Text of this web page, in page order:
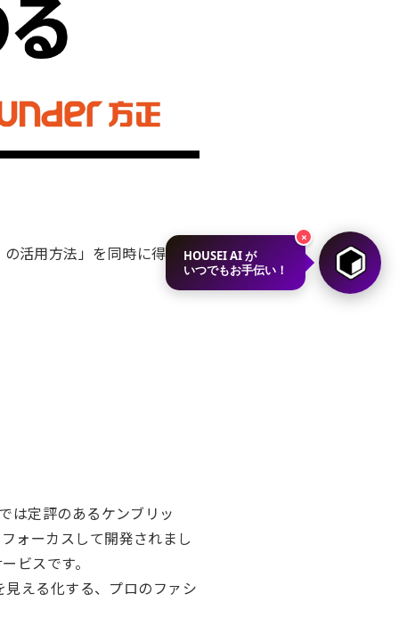
活用方法」を同時に得るこ
は定評のあるケンブリッ
ォーカスして開発されまし
ビスです。
える化する、プロのファシ
HOUSEI AI が
いつでもお手伝い！
×